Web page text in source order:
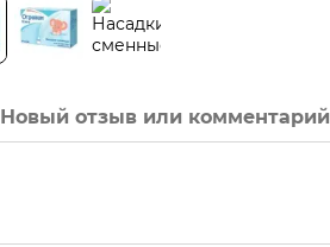
Новый отзыв или комментарий